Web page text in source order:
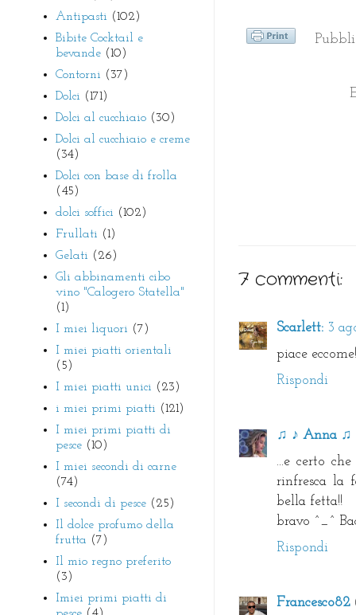
7 commenti:
Scarlett: 3
piace
Rispondi
♫ ♪ Anna ♫
...e certo
rinfresca la
bella fetta!!
bravo ^_^
Rispondi
Francesco82
Antipasti (102)
Bibite Cocktail e
bevande (10)
Contorni (37)
Dolci (171)
Dolci al cucchiaio (30)
Dolci al cucchiaio e creme
(34)
Dolci con base di frolla
(45)
dolci soffici (102)
Frullati (1)
Gelati (26)
Gli abbinamenti cibo
vino "Calogero Statella"
(1)
I miei liquori (7)
I miei piatti orientali
(5)
I miei piatti unici (23)
i miei primi piatti (121)
I miei primi piatti di
pesce (10)
I miei secondi di carne
(74)
I secondi di pesce (25)
Il dolce profumo della
frutta (7)
Il mio regno preferito
(3)
Imiei primi piatti di